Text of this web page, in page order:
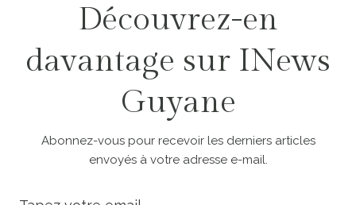
Découvrez-en
davantage sur INews
Guyane
Abonnez-vous pour recevoir les derniers articles
envoyés à votre adresse e-mail.